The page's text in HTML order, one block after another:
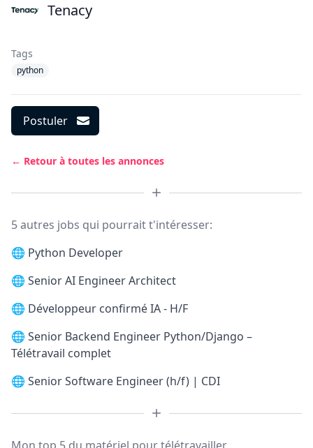
Tenacy
Tags
python
Postuler
← Retour à toutes les annonces
5 autres jobs qui pourrait t'intéresser:
🌐 Python Developer
🌐 Senior AI Engineer Architect
🌐 Développeur confirmé IA - H/F
🌐 Senior Backend Engineer Python/Django –
Télétravail complet
🌐 Senior Software Engineer (h/f) | CDI